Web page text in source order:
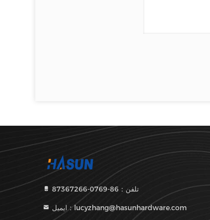
تلفن：86-0769-87367266
ایمیل：lucyzhang@hasunhardware.com